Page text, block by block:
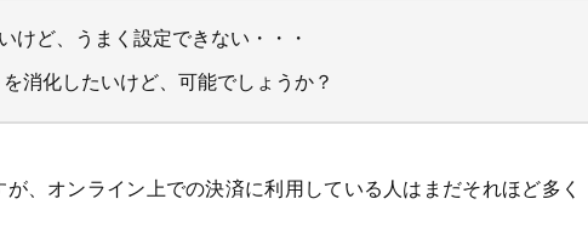
けど、うまく設定できない・・・
消化したいけど、可能でしょうか？
、オンライン上での決済に利用している人はまだそれほど多く